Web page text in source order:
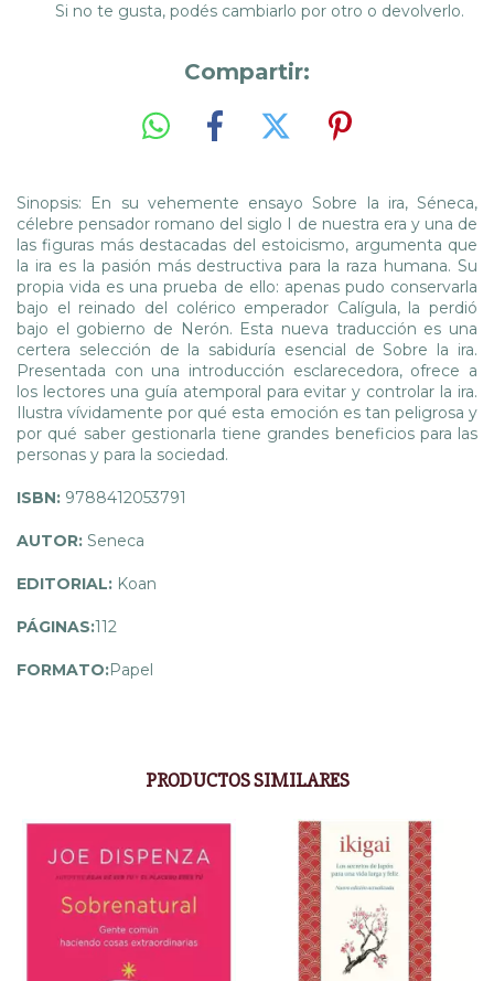
Si no te gusta, podés cambiarlo por otro o devolverlo.
Compartir:
Sinopsis: En su vehemente ensayo Sobre la ira, Séneca,
célebre pensador romano del siglo I de nuestra era y una de
las figuras más destacadas del estoicismo, argumenta que
la ira es la pasión más destructiva para la raza humana. Su
propia vida es una prueba de ello: apenas pudo conservarla
bajo el reinado del colérico emperador Calígula, la perdió
bajo el gobierno de Nerón. Esta nueva traducción es una
certera selección de la sabiduría esencial de Sobre la ira.
Presentada con una introducción esclarecedora, ofrece a
los lectores una guía atemporal para evitar y controlar la ira.
Ilustra vívidamente por qué esta emoción es tan peligrosa y
por qué saber gestionarla tiene grandes beneficios para las
personas y para la sociedad.
ISBN: 9788412053791
AUTOR: Seneca
EDITORIAL: Koan
PÁGINAS:112
FORMATO:Papel
PRODUCTOS SIMILARES